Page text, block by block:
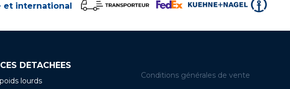
et international
DÉTACHÉES
lourds
Conditions générales de vente